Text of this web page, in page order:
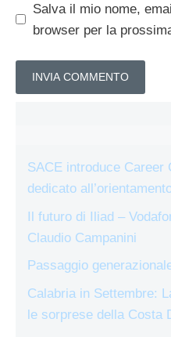
Salva il mio nome,
browser per la
SACE introduce Career
dedicato
Il futuro di Iliad –
Claudio Campanini
Passaggio
Calabria in Settembre:
le sorprese della Costa